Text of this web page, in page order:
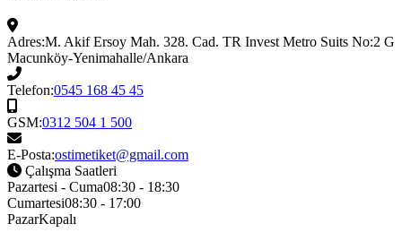
Adres:M. Akif Ersoy Mah. 328. Cad. TR Invest Metro Suits No:2 G
Macunköy-Yenimahalle/Ankara
Telefon:0545 168 45 45
GSM:0312 504 1 500
E-Posta:ostimetiket@gmail.com
Çalışma Saatleri
Pazartesi - Cuma08:30 - 18:30
Cumartesi08:30 - 17:00
PazarKapalı